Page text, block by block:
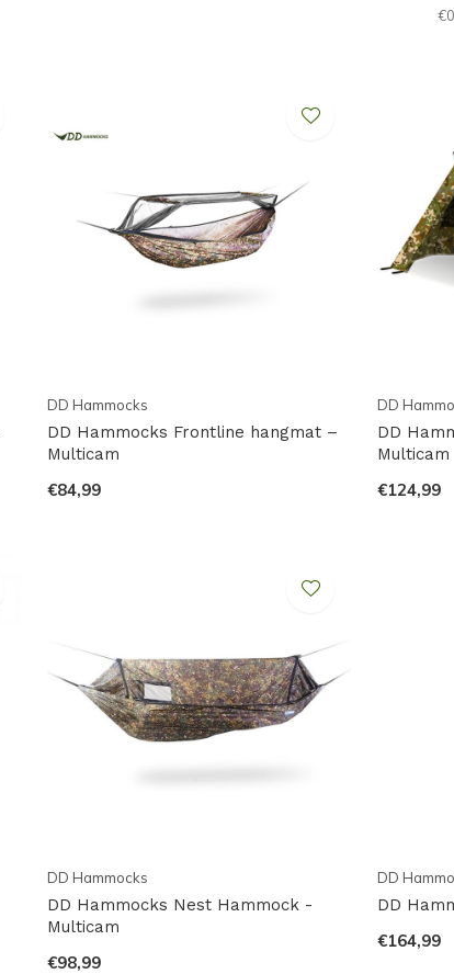
€0
DD Hammocks
DD Hammocks Frontline hangmat –
Multicam
€84,99
DD
DD
Multicam
€124,99
DD Hammocks
DD Hammocks Nest Hammock -
Multicam
€98,99
DD
DD
€164,99